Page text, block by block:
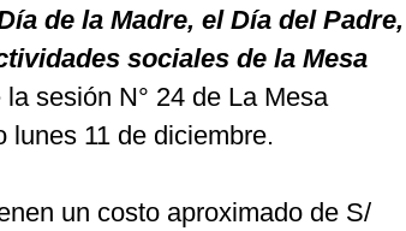
de la Madre, el Día del Padre,
sociales de la Mesa
sesión N° 24 de La Mesa
lunes 11 de diciembre.
un costo aproximado de S/